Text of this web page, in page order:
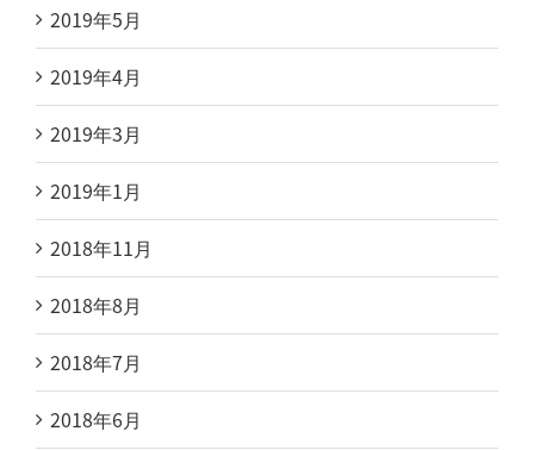
2019年5月
2019年4月
2019年3月
2019年1月
2018年11月
2018年8月
2018年7月
2018年6月